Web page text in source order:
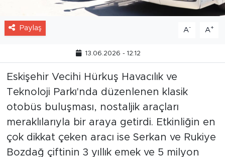
Paylaş A- A+
13.06.2026 - 12:12
Eskişehir Vecihi Hürkuş Havacılık ve
Teknoloji Parkı'nda düzenlenen klasik
otobüs buluşması, nostaljik araçları
meraklılarıyla bir araya getirdi. Etkinliğin en
çok dikkat çeken aracı ise Serkan ve Rukiye
Bozdağ çiftinin 3 yıllık emek ve 5 milyon